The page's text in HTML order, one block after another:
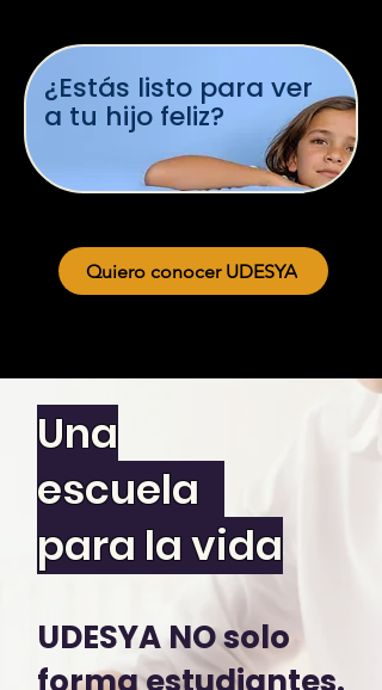
¿Estás listo para ver
a tu hijo feliz?
Quiero conocer UDESYA
Una
escuela
para la vida
UDESYA NO solo